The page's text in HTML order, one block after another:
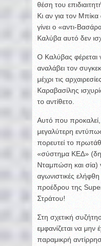
θέση του
Κι αν για τον Μπίκα
γίνει ο «αντι-
Καλύβα αυτό δεν
Ο Καλύβας φέρεται
αναλάβει τον
μέχρι τις
Καραβασίλης
το αντίθετο.
Αυτό που
μεγαλύτερη
πορευτεί το
«σύστημα ΚΕΔ»
Νταμπώση και σία)
αγωνιστικές
προέδρου της
Στράτου!
Στη σχετική
εμφανίζεται να μην
παραμικρή